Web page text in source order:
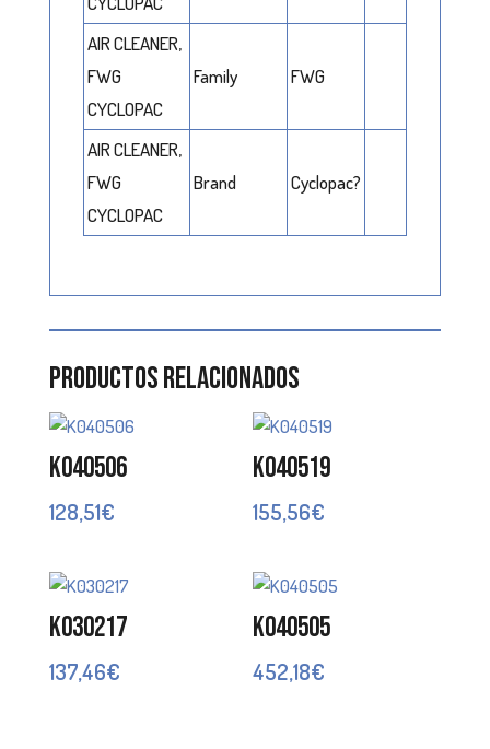
AIR CLEANER,
FWG
CYCLOPAC
Family FWG
AIR CLEANER,
FWG
CYCLOPAC
Brand Cyclopac?
Productos relacionados
K040506
128,51€
K040519
155,56€
K030217
137,46€
K040505
452,18€